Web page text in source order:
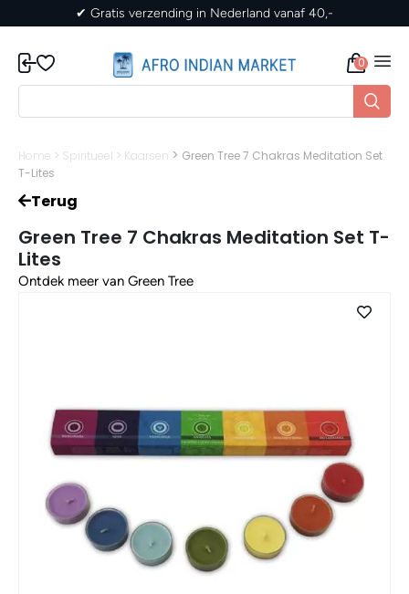
✔ Gratis verzending in Nederland vanaf 40,-
0
Home > Spiritueel > Kaarsen > Green Tree 7 Chakras Meditation Set
T-Lites
Terug
Green Tree 7 Chakras Meditation Set T-
Lites
Ontdek meer van Green Tree